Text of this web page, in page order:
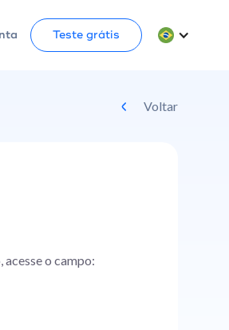
Teste grátis
Voltar
o campo: